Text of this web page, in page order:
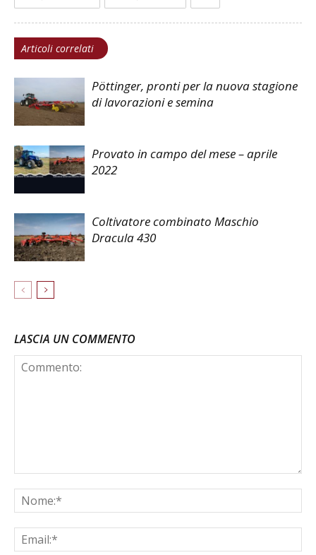
Articoli correlati
Pöttinger, pronti per la nuova stagione
di lavorazioni e semina
Provato in campo del mese – aprile
2022
Coltivatore combinato Maschio
Dracula 430
LASCIA UN COMMENTO